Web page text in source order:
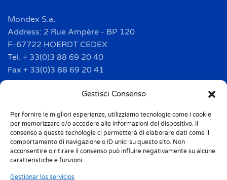
Gestisci Consenso
Per fornire le migliori esperienze, utilizziamo tecnologie come i cookie
per memorizzare e/o accedere alle informazioni del dispositivo. Il
consenso a queste tecnologie ci permetterà di elaborare dati come il
comportamento di navigazione o ID unici su questo sito. Non
acconsentire o ritirare il consenso può influire negativamente su alcune
caratteristiche e funzioni.
Gestionar los servicios
Mondex S.a.
Address: 2 Rue Ampère - BP 120
F-67722 HOERDT CEDEX
Tél. + 33(0)3 88 69 20 40
Fax + 33(0)3 88 69 20 41
info.france@m-home.com
Mondex Menaje España S.a.
Address: Ctra de Girona, km. 101.5
E-17160 Angles (Girona)
Tel. + 34 9 72 42 32 50